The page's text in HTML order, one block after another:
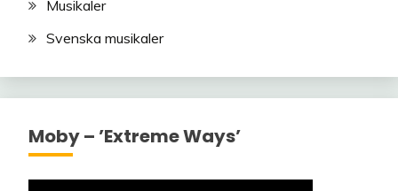
Musikaler
Svenska musikaler
Moby – ’Extreme Ways’